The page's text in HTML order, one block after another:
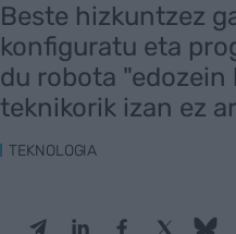
Beste hizkuntzez
konfiguratu eta
du robota "edozein
teknikorik izan ez
TEKNOLOGIA